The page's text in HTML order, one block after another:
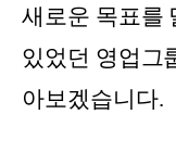
새로운 목표를
있었던 영업그
아보겠습니다.